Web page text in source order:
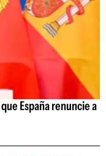
España renuncie a